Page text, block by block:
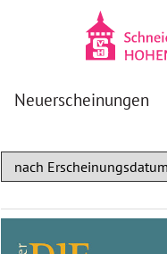
Neuerscheinungen